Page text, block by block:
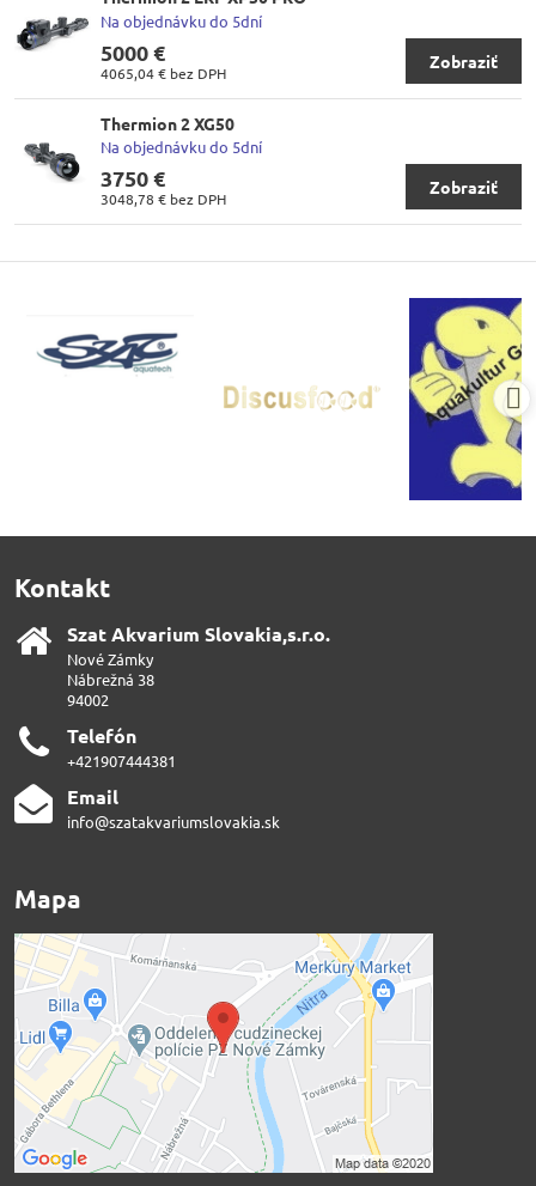
Na objednávku do 5dní
5000 €
4065,04 € bez DPH
Zobraziť
Thermion 2 XG50
Na objednávku do 5dní
3750 €
3048,78 € bez DPH
Zobraziť
Kontakt
Szat Akvarium Slovakia,s​.r​.o​.
Nové Zámky
Nábrežná 38
94002
Telefón
+421907444381
Email
info@szatakvariumslovakia.sk
Mapa